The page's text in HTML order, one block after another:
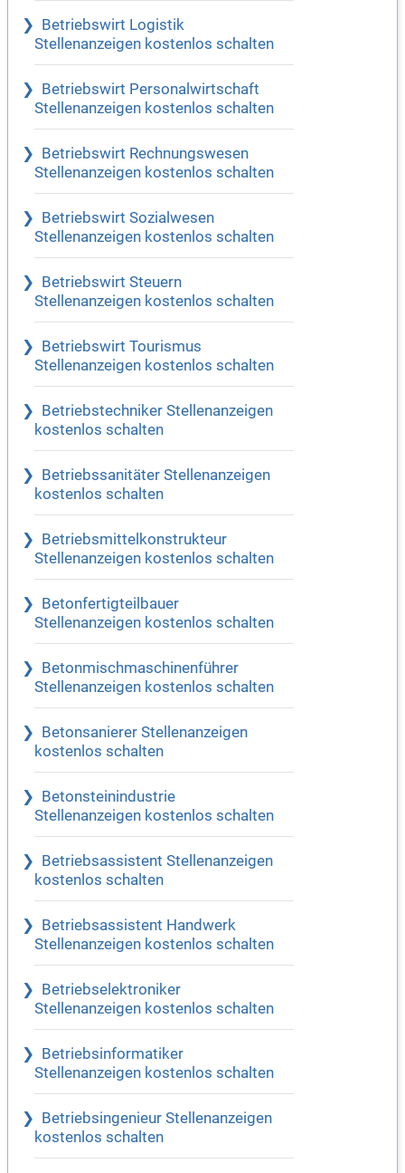
Betriebswirt Logistik
Stellenanzeigen kostenlos schalten
Betriebswirt Personalwirtschaft
Stellenanzeigen kostenlos schalten
Betriebswirt Rechnungswesen
Stellenanzeigen kostenlos schalten
Betriebswirt Sozialwesen
Stellenanzeigen kostenlos schalten
Betriebswirt Steuern
Stellenanzeigen kostenlos schalten
Betriebswirt Tourismus
Stellenanzeigen kostenlos schalten
Betriebstechniker Stellenanzeigen
kostenlos schalten
Betriebssanitäter Stellenanzeigen
kostenlos schalten
Betriebsmittelkonstrukteur
Stellenanzeigen kostenlos schalten
Betonfertigteilbauer
Stellenanzeigen kostenlos schalten
Betonmischmaschinenführer
Stellenanzeigen kostenlos schalten
Betonsanierer Stellenanzeigen
kostenlos schalten
Betonsteinindustrie
Stellenanzeigen kostenlos schalten
Betriebsassistent Stellenanzeigen
kostenlos schalten
Betriebsassistent Handwerk
Stellenanzeigen kostenlos schalten
Betriebselektroniker
Stellenanzeigen kostenlos schalten
Betriebsinformatiker
Stellenanzeigen kostenlos schalten
Betriebsingenieur Stellenanzeigen
kostenlos schalten